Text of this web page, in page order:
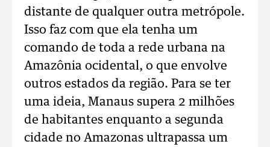
distante de qualquer outra metrópole.
Isso faz com que ela tenha um
comando de toda a rede urbana na
Amazônia ocidental, o que envolve
outros estados da região. Para se ter
uma ideia, Manaus supera 2 milhões
de habitantes enquanto a segunda
cidade no Amazonas ultrapassa um